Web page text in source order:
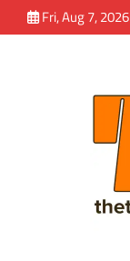
to
Fri, Aug 7, 2026